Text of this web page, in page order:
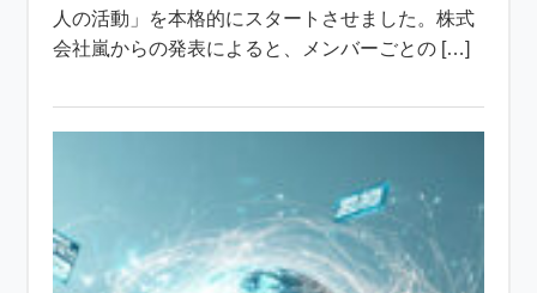
人の活動」を本格的にスタートさせました。株式
会社嵐からの発表によると、メンバーごとの […]